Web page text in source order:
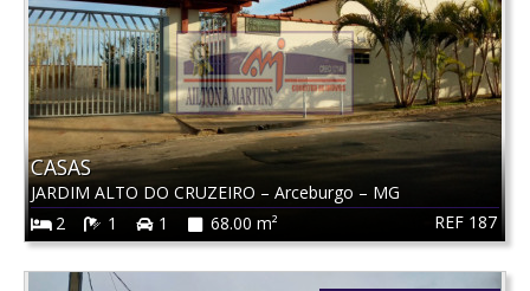
REF 187
CASAS
JARDIM ALTO DO CRUZEIRO – Arceburgo – MG
2
1 1 68.00 m²